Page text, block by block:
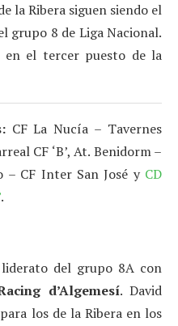
la Ribera siguen siendo el
grupo 8 de Liga Nacional.
en el tercer puesto de la
CF La Nucía – Tavernes
CF ‘B’, At. Benidorm –
– CF Inter San José y CD
.
del grupo 8A con
d’Algemesí. David
los de la Ribera en los